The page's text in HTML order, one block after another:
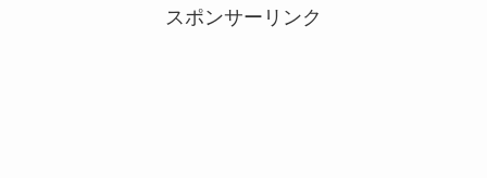
スポンサーリンク